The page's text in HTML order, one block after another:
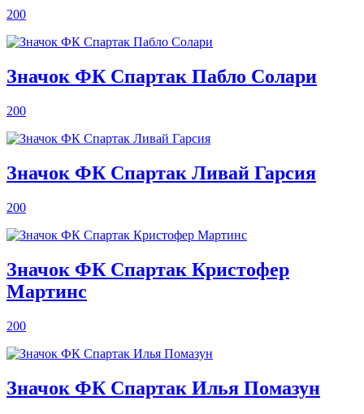
200
Значок ФК Спартак Пабло Солари
200
Значок ФК Спартак Ливай Гарсия
200
Значок ФК Спартак Кристофер
Мартинс
200
Значок ФК Спартак Илья Помазун